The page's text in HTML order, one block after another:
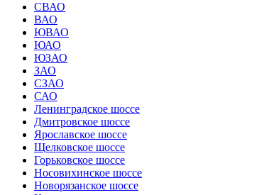
СВАО
ВАО
ЮВАО
ЮАО
ЮЗАО
ЗАО
СЗАО
САО
Ленинградское шоссе
Дмитровское шоссе
Ярославское шоссе
Щелковское шоссе
Горьковское шоссе
Носовихинское шоссе
Новорязанское шоссе